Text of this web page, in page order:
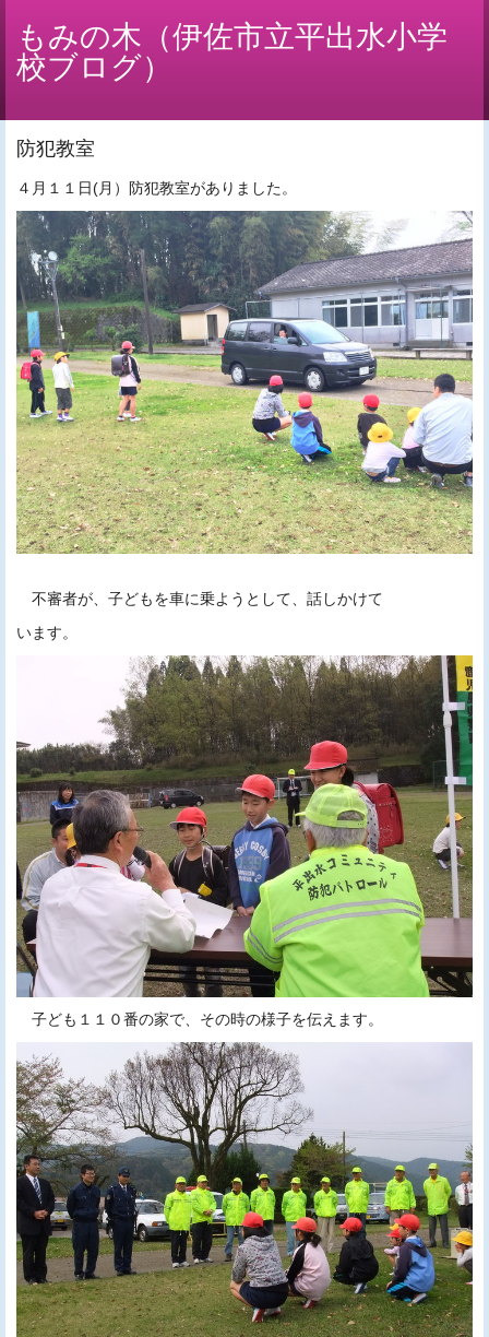
もみの木（伊佐市立平出水小学
校ブログ）
防犯教室
４月１１日(月）防犯教室がありました。
不審者が、子どもを車に乗ようとして、話しかけて
います。
子ども１１０番の家で、その時の様子を伝えます。